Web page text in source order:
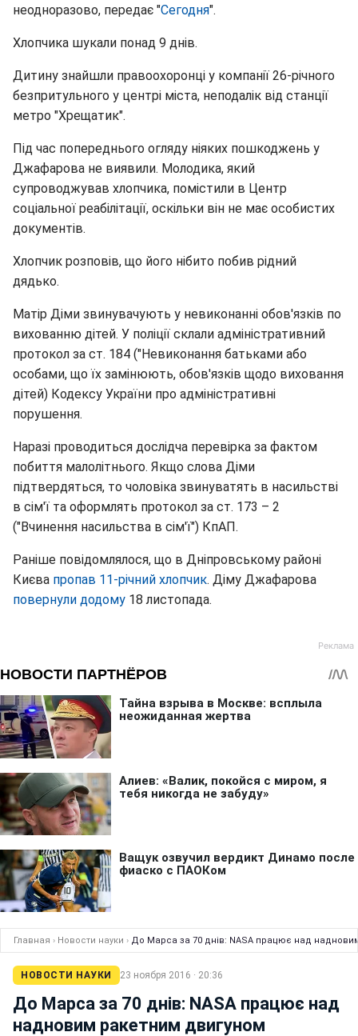
неодноразово, передає "Сегодня".
Хлопчика шукали понад 9 днів.
Дитину знайшли правоохоронці у компанії 26-річного
безпритульного у центрі міста, неподалік від станції
метро "Хрещатик".
Під час попереднього огляду ніяких пошкоджень у
Джафарова не виявили. Молодика, який
супроводжував хлопчика, помістили в Центр
соціальної реабілітації, оскільки він не має особистих
документів.
Хлопчик розповів, що його нібито побив рідний
дядько.
Матір Діми звинувачують у невиконанні обов'язків по
вихованню дітей. У поліції склали адміністративний
протокол за ст. 184 ("Невиконання батьками або
особами, що їх замінюють, обов'язків щодо виховання
дітей) Кодексу України про адміністративні
порушення.
Наразі проводиться дослідча перевірка за фактом
побиття малолітнього. Якщо слова Діми
підтвердяться, то чоловіка звинуватять в насильстві
в сім'ї та оформлять протокол за ст. 173 – 2
("Вчинення насильства в сім'ї") КпАП.
Раніше повідомлялося, що в Дніпровському районі
Києва пропав 11-річний хлопчик. Діму Джафарова
повернули додому 18 листопада.
Главная › Новости науки › До Марса за 70 днів: NASA працює над
НОВОСТИ НАУКИ 23 ноября 2016 · 20:36
До Марса за 70 днів: NASA працює над
надновим ракетним двигуном